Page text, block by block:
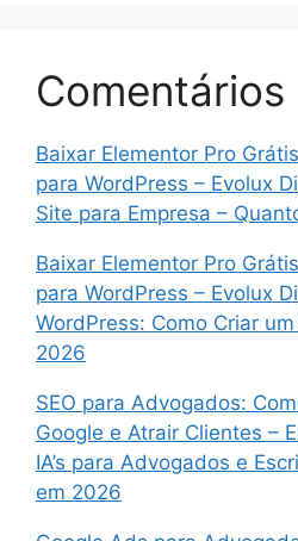
Comentários
Baixar Elementor Pro
para WordPress – Evolux
Site para Empresa –
Baixar Elementor Pro
para WordPress – Evolux
WordPress: Como Criar
2026
SEO para Advogados:
Google e Atrair Clientes –
IA’s para Advogados e
em 2026